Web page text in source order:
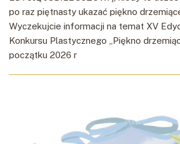
po raz piętnasty ukazać piękno
Wyczekujcie informacji na temat XV
Konkursu Plastycznego „Piękno
początku 2026 r